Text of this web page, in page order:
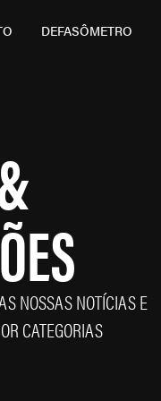
DEFASÔMETRO
NOSSAS NOTÍCIAS E
CATEGORIAS